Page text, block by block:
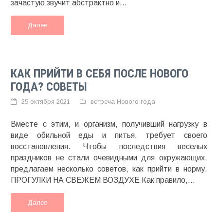
зачастую звучит абстрактно и...
Далее
КАК ПРИЙТИ В СЕБЯ ПОСЛЕ НОВОГО
ГОДА? СОВЕТЫ
25 октября 2021 встреча Нового года
Вместе с этим, и организм, получивший нагрузку в
виде обильной еды и питья, требует своего
восстановления. Чтобы последствия веселых
праздников не стали очевидными для окружающих,
предлагаем несколько советов, как прийти в норму.
ПРОГУЛКИ НА СВЕЖЕМ ВОЗДУХЕ Как правило,...
Далее